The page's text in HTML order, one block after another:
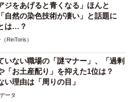
のマーク 子ども、妊娠、けが
のものが！？「だから黄色なんで
直撃】お盆帰省「予定なし」が約半